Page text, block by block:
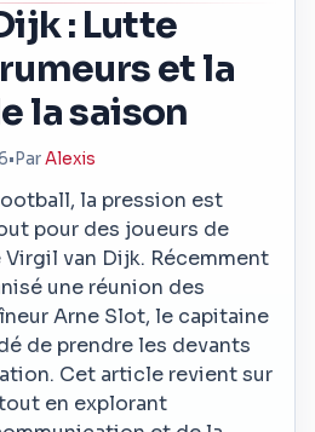
: Lutte
et la
la saison
• ParAlexis
la pression est
pour des joueurs de
van Dijk. Récemment
une réunion des
Arne Slot, le capitaine
de prendre les devants
Cet article revient sur
en explorant